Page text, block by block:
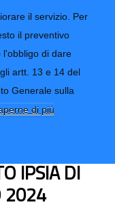
il servizio. Per
il preventivo
l'obbligo di dare
artt. 13 e 14 del
Generale sulla
di più
CONTATTI-URP
TRASPARENZA
DI
DEL
IPSIA DI
2024